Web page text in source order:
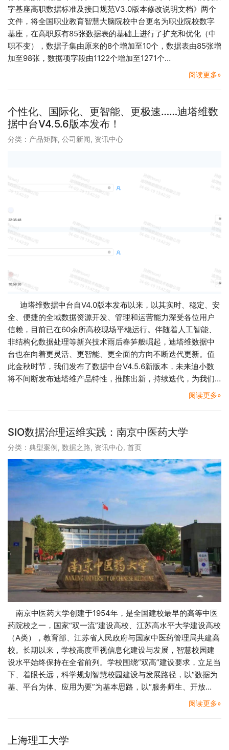
字基座高职数据标准及接口规范V3.0版本修改说明文档》两个
文件，将全国职业教育智慧大脑院校中台更名为职业院校数字
基座，在高职原有85张数据表的基础上进行了扩充和优化（中
职不变），数据子集由原来的8个增加至10个，数据表由85张增
加至98张，数据项字段由1122个增加至1271个…
阅读更多»
个性化、国际化、更智能、更极速……迪塔维数
据中台V4.5.6版本发布！
分类： 产品矩阵, 公司新闻, 资讯中心
迪塔维数据中台自V4.0版本发布以来，以其实时、稳定、安
全、便捷的全域数据资源开发、管理和运营能力深受各位用户
信赖，目前已在60余所高校现场平稳运行。伴随着人工智能、
非结构化数据处理等新兴技术雨后春笋般崛起，迪塔维数据中
台也在向着更灵活、更智能、更全面的方向不断迭代更新。值
此金秋时节，我们发布了数据中台V4.5.6新版本，未来迪小数
将不间断发布迪塔维产品特性，推陈出新，持续迭代，为我们…
阅读更多»
SIO数据治理运维实践：南京中医药大学
分类： 典型案例, 数据之路, 资讯中心, 首页
南京中医药大学创建于1954年，是全国建校最早的高等中医
药院校之一，国家“双一流”建设高校、江苏高水平大学建设高校
（A类），教育部、江苏省人民政府与国家中医药管理局共建高
校。长期以来，学校高度重视信息化建设与发展，智慧校园建
设水平始终保持在全省前列。学校围绕“双高”建设要求，立足当
下、着眼长远，科学规划智慧校园建设与发展路径，以“数据为
基、平台为体、应用为要”为基本思路，以“服务师生、开放…
阅读更多»
上海理工大学